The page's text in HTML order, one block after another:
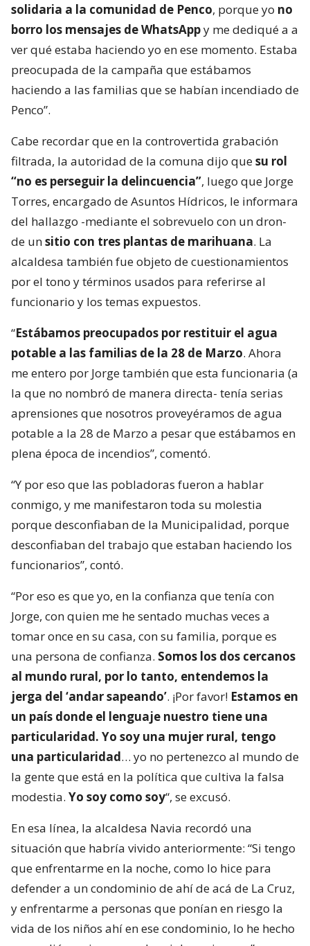
solidaria a la comunidad de Penco, porque yo no
borro los mensajes de WhatsAppy me dediqué a a
ver qué estaba haciendo yo en ese momento. Estaba
preocupada de la campaña que estábamos
haciendo a las familias que se habían incendiado de
Penco”.
Cabe recordar que en la controvertida grabación
filtrada, la autoridad de la comuna dijo quesu rol
“no es perseguir la delincuencia”, luego que Jorge
Torres, encargado de Asuntos Hídricos, le informara
del hallazgo -mediante el sobrevuelo con un dron-
de unsitio con tres plantas de marihuana. La
alcaldesa también fue objeto de cuestionamientos
por el tono y términos usados para referirse al
funcionario y los temas expuestos.
“Estábamos preocupados por restituir el agua
potable a las familias de la 28 de Marzo. Ahora
me entero por Jorge también que esta funcionaria (a
la que no nombró de manera directa- tenía serias
aprensiones que nosotros proveyéramos de agua
potable a la 28 de Marzo a pesar que estábamos en
plena época de incendios”, comentó.
“Y por eso que las pobladoras fueron a hablar
conmigo, y me manifestaron toda su molestia
porque desconfiaban de la Municipalidad, porque
desconfiaban del trabajo que estaban haciendo los
funcionarios”, contó.
“Por eso es que yo, en la confianza que tenía con
Jorge, con quien me he sentado muchas veces a
tomar once en su casa, con su familia, porque es
una persona de confianza. Somos los dos cercanos
al mundo rural, por lo tanto, entendemos la
jerga del ‘andar sapeando’. ¡Por favor! Estamos en
un país donde el lenguaje nuestro tiene una
particularidad. Yo soy una mujer rural, tengo
una particularidad… yo no pertenezco al mundo de
la gente que está en la política que cultiva la falsa
modestia. Yo soy como soy“, se excusó.
En esa línea, la alcaldesa Navia recordó una
situación que habría vivido anteriormente: “Si tengo
que enfrentarme en la noche, como lo hice para
defender a un condominio de ahí de acá de La Cruz,
y enfrentarme a personas que ponían en riesgo la
vida de los niños ahí en ese condominio, lo he hecho